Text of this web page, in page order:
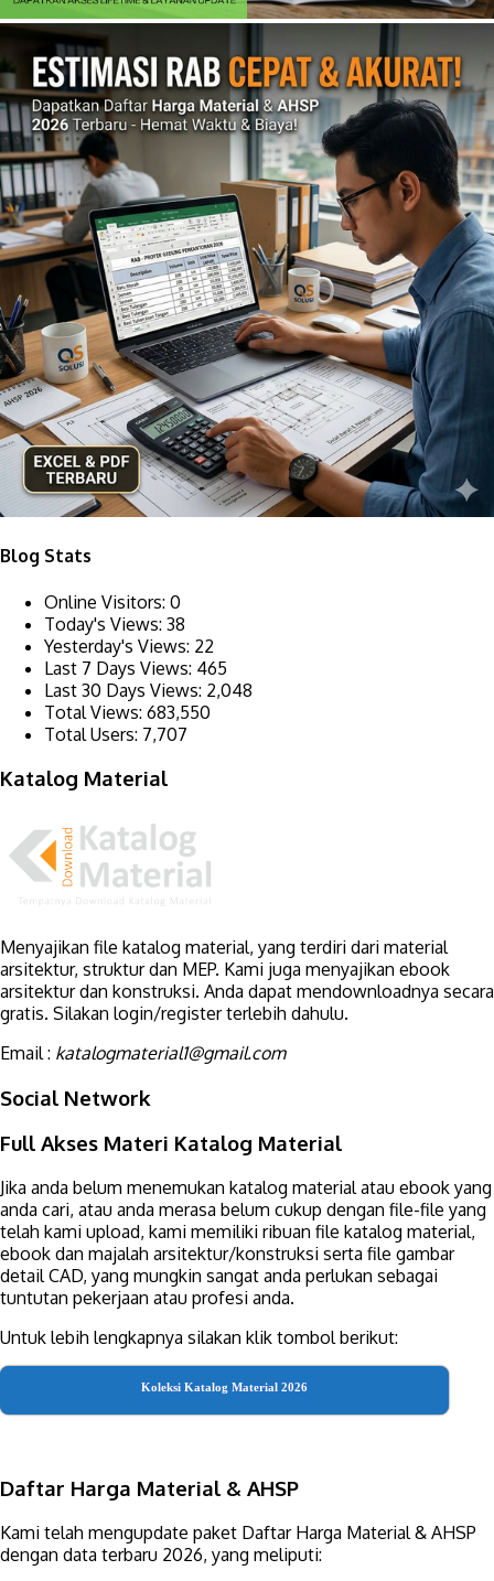
Blog Stats
Online Visitors: 0
Today's Views: 38
Yesterday's Views: 22
Last 7 Days Views: 465
Last 30 Days Views: 2,048
Total Views: 683,550
Total Users: 7,707
Katalog Material
Menyajikan file katalog material, yang terdiri dari material
arsitektur, struktur dan MEP. Kami juga menyajikan ebook
arsitektur dan konstruksi. Anda dapat mendownloadnya secara
gratis. Silakan login/register terlebih dahulu.
Email : katalogmaterial1@gmail.com
Social Network
Full Akses Materi Katalog Material
Jika anda belum menemukan katalog material atau ebook yang
anda cari, atau anda merasa belum cukup dengan file-file yang
telah kami upload, kami memiliki ribuan file katalog material,
ebook dan majalah arsitektur/konstruksi serta file gambar
detail CAD, yang mungkin sangat anda perlukan sebagai
tuntutan pekerjaan atau profesi anda.
Untuk lebih lengkapnya silakan klik tombol berikut:
Koleksi Katalog Material 2026
Daftar Harga Material & AHSP
Kami telah mengupdate paket Daftar Harga Material & AHSP
dengan data terbaru 2026, yang meliputi: